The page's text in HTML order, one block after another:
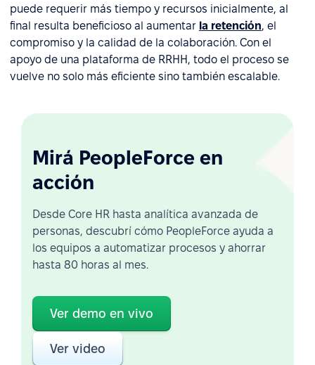
puede requerir más tiempo y recursos inicialmente, al
final resulta beneficioso al aumentar la retención, el
compromiso y la calidad de la colaboración. Con el
apoyo de una plataforma de RRHH, todo el proceso se
vuelve no solo más eficiente sino también escalable.
Mirá PeopleForce en
acción
Desde Core HR hasta analítica avanzada de
personas, descubrí cómo PeopleForce ayuda a
los equipos a automatizar procesos y ahorrar
hasta 80 horas al mes.
Ver demo en vivo
Ver video